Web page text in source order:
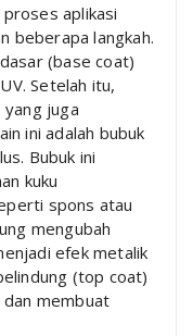
aplikasi
beberapa langkah.
(base coat)
Setelah itu,
yang juga
ini adalah bubuk
Bubuk ini
kuku
spons atau
mengubah
efek metalik
(top coat)
dan membuat